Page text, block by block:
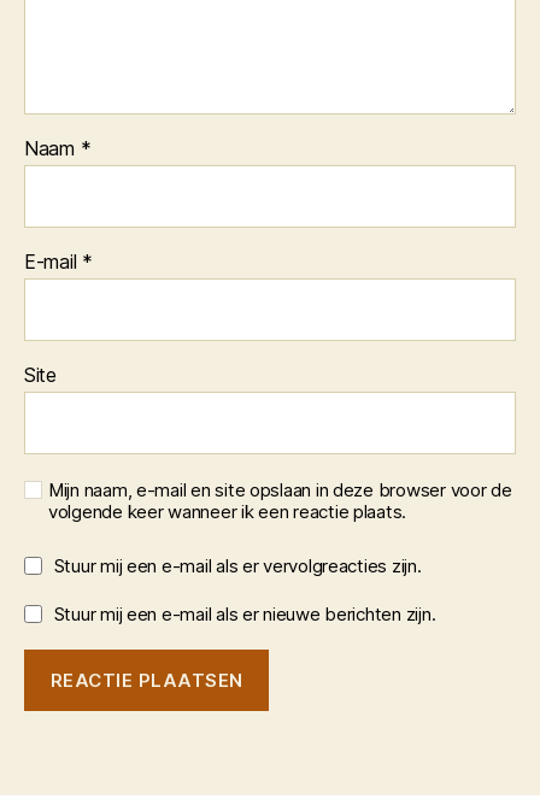
Naam *
E-mail *
Site
Mijn naam, e-mail en site opslaan in deze browser voor de
volgende keer wanneer ik een reactie plaats.
Stuur mij een e-mail als er vervolgreacties zijn.
Stuur mij een e-mail als er nieuwe berichten zijn.